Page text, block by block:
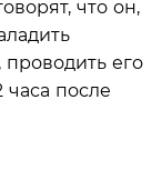
что он,
его
после